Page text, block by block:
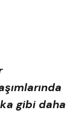
gibi daha